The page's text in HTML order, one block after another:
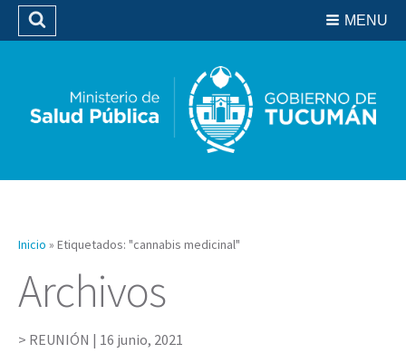
Biblioteca
MENU
Buscar
Inicio » Etiquetados: "cannabis medicinal"
Archivos
REUNIÓN | 16 junio, 2021